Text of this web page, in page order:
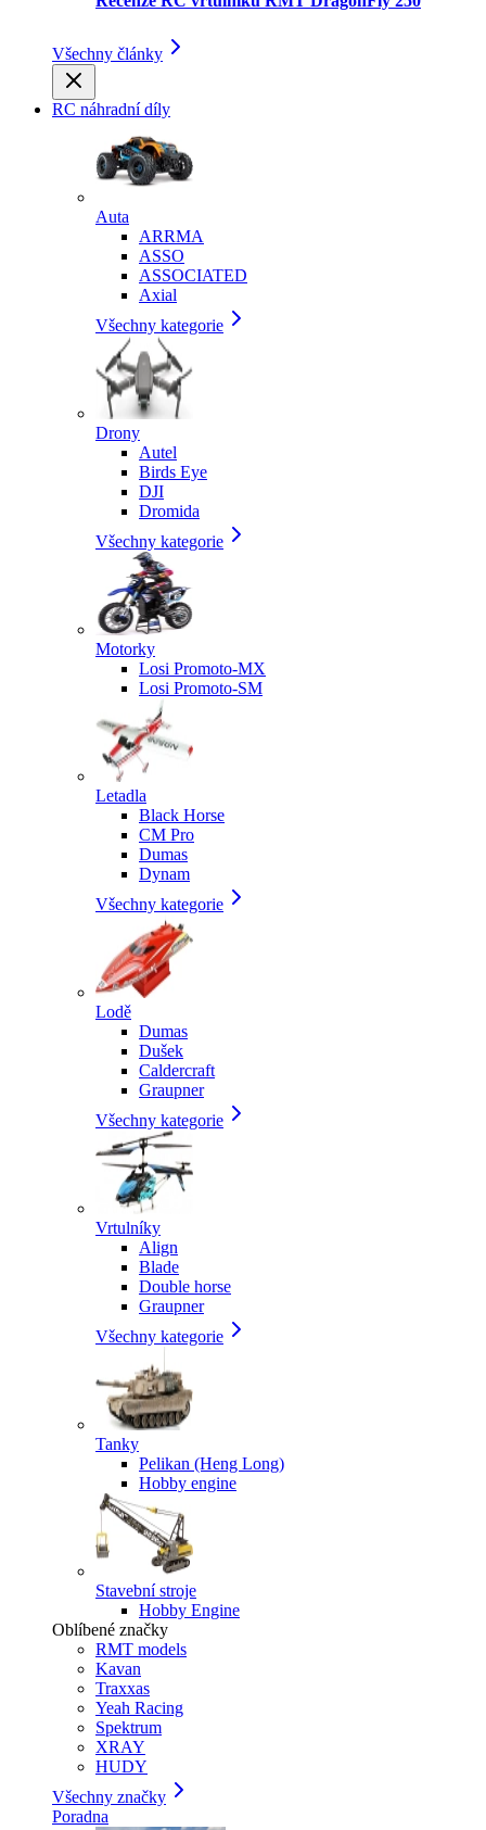
Všechny články
RC náhradní díly
Auta
ARRMA
ASSO
ASSOCIATED
Axial
Všechny kategorie
Drony
Autel
Birds Eye
DJI
Dromida
Všechny kategorie
Motorky
Losi Promoto-MX
Losi Promoto-SM
Letadla
Black Horse
CM Pro
Dumas
Dynam
Všechny kategorie
Lodě
Dumas
Dušek
Caldercraft
Graupner
Všechny kategorie
Vrtulníky
Align
Blade
Double horse
Graupner
Všechny kategorie
Tanky
Pelikan (Heng Long)
Hobby engine
Stavební stroje
Hobby Engine
Oblíbené značky
RMT models
Kavan
Traxxas
Yeah Racing
Spektrum
XRAY
HUDY
Všechny značky
Poradna